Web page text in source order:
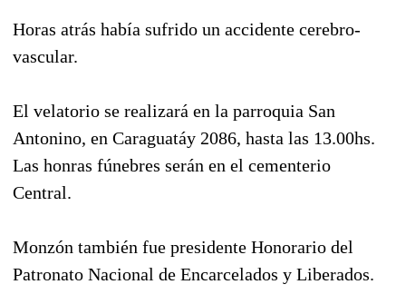
Horas atrás había sufrido un accidente cerebro-
vascular.
El velatorio se realizará en la parroquia San
Antonino, en Caraguatáy 2086, hasta las 13.00hs.
Las honras fúnebres serán en el cementerio
Central.
Monzón también fue presidente Honorario del
Patronato Nacional de Encarcelados y Liberados.